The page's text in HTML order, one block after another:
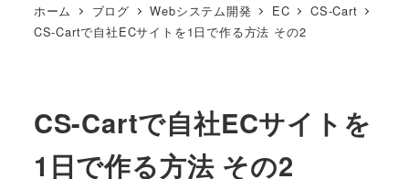
ホーム ブログ Webシステム開発 EC
CS-Cart
CS-Cartで自社ECサイトを1日で作る方法 その2
CS-Cartで自社ECサイトを
1日で作る方法 その2